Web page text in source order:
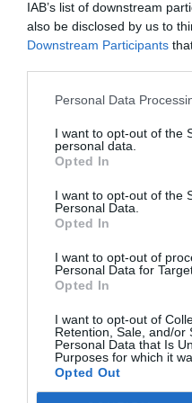
IAB’s list of downstream
also be disclosed by us to
Downstream Participants
Personal Data
I want to opt-out of the
personal data.
Opted In
I want to opt-out of the
Personal Data.
Opted In
I want to opt-out of
Personal Data for
Opted In
I want to opt-out of
Retention, Sale, and/or
Personal Data that Is
Purposes for which it
Opted Out
AfegirVIA
ACTIVAR ARA